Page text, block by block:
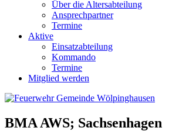
Über die Altersabteilung
Ansprechpartner
Termine
Aktive
Einsatzabteilung
Kommando
Termine
Mitglied werden
BMA AWS; Sachsenhagen